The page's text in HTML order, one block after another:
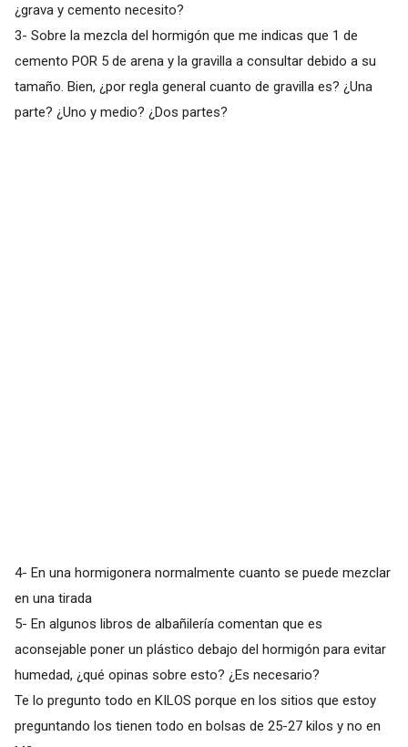
¿grava y cemento necesito?
3- Sobre la mezcla del hormigón que me indicas que 1 de
cemento POR 5 de arena y la gravilla a consultar debido a su
tamaño. Bien, ¿por regla general cuanto de gravilla es? ¿Una
parte? ¿Uno y medio? ¿Dos partes?
4- En una hormigonera normalmente cuanto se puede mezclar
en una tirada
5- En algunos libros de albañilería comentan que es
aconsejable poner un plástico debajo del hormigón para evitar
humedad, ¿qué opinas sobre esto? ¿Es necesario?
Te lo pregunto todo en KILOS porque en los sitios que estoy
preguntando los tienen todo en bolsas de 25-27 kilos y no en